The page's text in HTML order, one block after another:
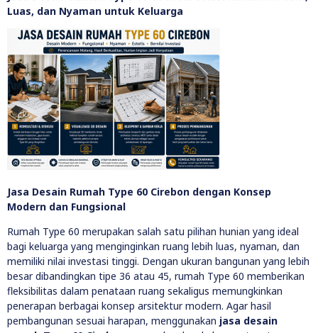
Luas, dan Nyaman untuk Keluarga
Jasa Desain Rumah Type 60 Cirebon dengan Konsep
Modern dan Fungsional
Rumah Type 60 merupakan salah satu pilihan hunian yang ideal
bagi keluarga yang menginginkan ruang lebih luas, nyaman, dan
memiliki nilai investasi tinggi. Dengan ukuran bangunan yang lebih
besar dibandingkan tipe 36 atau 45, rumah Type 60 memberikan
fleksibilitas dalam penataan ruang sekaligus memungkinkan
penerapan berbagai konsep arsitektur modern. Agar hasil
pembangunan sesuai harapan, menggunakan jasa desain